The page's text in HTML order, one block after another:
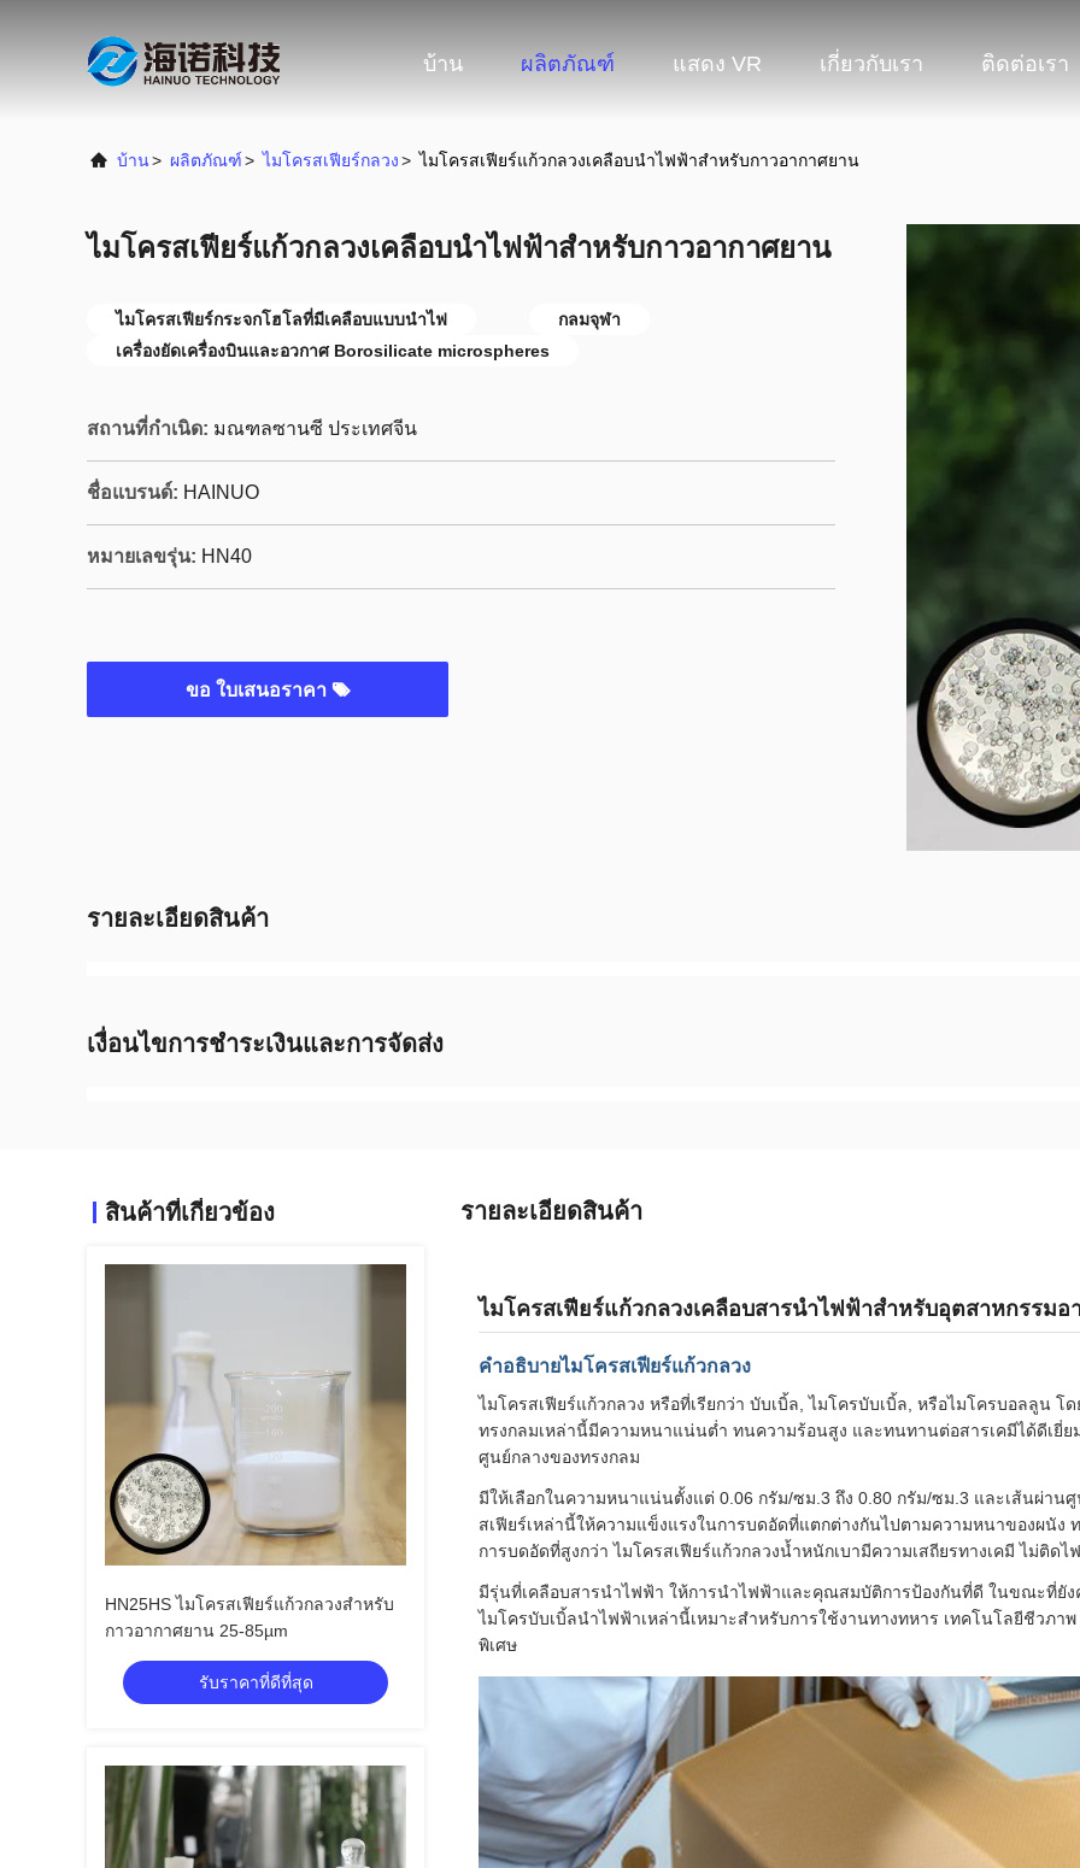
บ้าน ผลิตภัณฑ์ แสดง VR เกี่ยวกับเรา ติดต่อเรา
บ้าน> ผลิตภัณฑ์> ไมโครสเฟียร์กลวง> ไมโครสเฟียร์แก้วกลวงเคลือบนำไฟฟ้าสำหรับกาวอากาศยาน
ไมโครสเฟียร์แก้วกลวงเคลือบนำไฟฟ้าสำหรับกาวอากาศยาน
ไมโครสเฟียร์กระจกโฮโลที่มีเคลือบแบบนําไฟ
กลมจุฬา
เครื่องยัดเครื่องบินและอวกาศ Borosilicate microspheres
สถานที่กำเนิด: มณฑลซานซี ประเทศจีน
ชื่อแบรนด์: HAINUO
หมายเลขรุ่น: HN40
ขอ ใบเสนอราคา
รายละเอียดสินค้า
เงื่อนไขการชำระเงินและการจัดส่ง
สินค้าที่เกี่ยวข้อง
HN25HS ไมโครสเฟียร์แก้วกลวงสำหรับ
กาวอากาศยาน 25-85µm
รับราคาที่ดีที่สุด
รายละเอียดสินค้า
ไมโครสเฟียร์แก้วกลวงเคลือบสารนำไฟฟ้าสำหรับอุตสาหกรรมอ
คำอธิบายไมโครสเฟียร์แก้วกลวง
ไมโครสเฟียร์แก้วกลวง หรือที่เรียกว่า บับเบิ้ล, ไมโครบับเบิ้ล, หรือไมโครบอลลูน
ทรงกลมเหล่านี้มีความหนาแน่นต่ำ ทนความร้อนสูง และทนทานต่อสารเคมีได้ดีเยี่
ศูนย์กลางของทรงกลม
มีให้เลือกในความหนาแน่นตั้งแต่ 0.06 กรัม/ซม.3 ถึง 0.80 กรัม/ซม.3 และเส้นผ่าน
สเฟียร์เหล่านี้ให้ความแข็งแรงในการบดอัดที่แตกต่างกันไปตามความหนาของผนั
การบดอัดที่สูงกว่า ไมโครสเฟียร์แก้วกลวงน้ำหนักเบามีความเสถียรทางเคมี ไม่ติด
มีรุ่นที่เคลือบสารนำไฟฟ้า ให้การนำไฟฟ้าและคุณสมบัติการป้องกันที่ดี ในขณะที่ยั
ไมโครบับเบิ้ลนำไฟฟ้าเหล่านี้เหมาะสำหรับการใช้งานทางทหาร เทคโนโลยีชีวภ
พิเศษ